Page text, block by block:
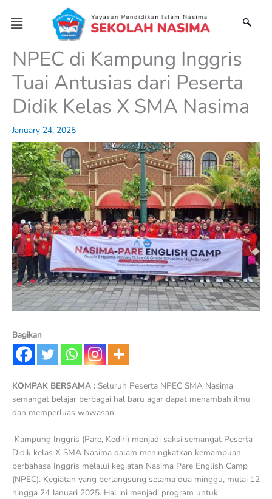
content
Menu
NPEC di Kampung Inggris
Tuai Antusias dari Peserta
Didik Kelas X SMA Nasima
January 24, 2025
Bagikan
KOMPAK BERSAMA : Seluruh Peserta NPEC SMA Nasima
semangat belajar berbagai hal baru agar dapat menambah ilmu
dan memperluas wawasan
Kampung Inggris (Pare, Kediri) menjadi saksi semangat Peserta
Didik kelas X SMA Nasima dalam meningkatkan kemampuan
berbahasa Inggris melalui kegiatan Nasima Pare English Camp
(NPEC). Kegiatan yang berlangsung selama dua minggu, mulai 12
hingga 24 Januari 2025. Hal ini menjadi program untuk